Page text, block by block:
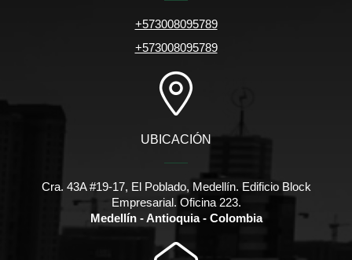
+573008095789
+573008095789
UBICACIÓN
Cra. 43A #19-17, El Poblado, Medellín. Edificio Block
Empresarial. Oficina 223.
Medellín - Antioquia - Colombia